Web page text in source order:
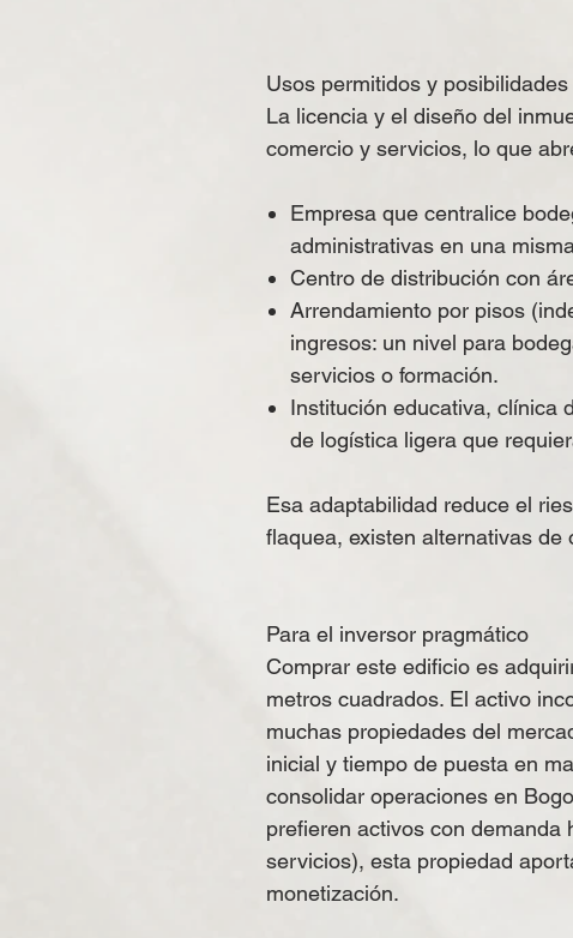
Usos permitidos y
La licencia y el diseño del
comercio y servicios, lo que
Empresa que centralice
administrativas en una
Centro de distribución con
Arrendamiento por pisos
ingresos: un nivel para
servicios o formación.
Institución educativa, clínica
de logística ligera que
Esa adaptabilidad reduce el
flaquea, existen alternativas
Para el inversor pragmático
Comprar este edificio es
metros cuadrados. El activo
muchas propiedades del
inicial y tiempo de puesta en
consolidar operaciones en
prefieren activos con demanda
servicios), esta propiedad
monetización.